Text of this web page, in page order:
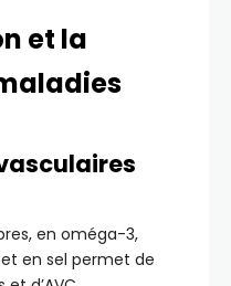
et la
en oméga-3,
en sel permet de